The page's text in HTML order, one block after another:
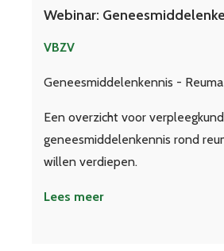
Webinar:
VBZV
Geneesmiddelenkennis - Reuma
Een overzicht voor
geneesmiddelenkennis rond
willen verdiepen.
Lees meer